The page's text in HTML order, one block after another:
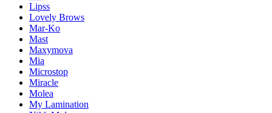
Lipss
Lovely Brows
Mar-Ko
Mast
Maxymova
Mia
Microstop
Miracle
Molea
My Lamination